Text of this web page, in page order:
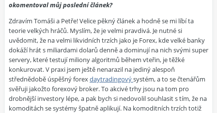
okomentoval můj poslední článek?
Zdravím Tomáši a Petře! Velice pěkný článek a hodně se mi líbí ta
teorie velkých hráčů. Myslím, že je velmi pravdivá. Je nutné si
uvědomit, že na velmi likvidních trzích jako je Forex, kde velké banky
dokáží hrát s miliardami dolarů denně a dominují na nich svými super
servery, které testují miliony algoritmů během vteřin, je těžké
konkurovat. V praxi jsem ještě nenarazil na jediný alespoň
střednědobě úspěšný forexdaytradingovýsystém, a to se čtenářům
svěřuji jakožto forexový broker. To akcivé trhy jsou na tom pro
drobnější investory lépe, a pak bych si nedovolil souhlasit s tím, že na
komoditách se systémy špatně aplikují. Na komoditních trzích totiž